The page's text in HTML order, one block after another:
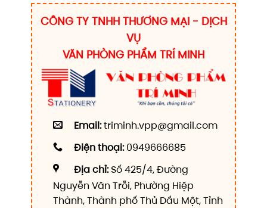
CÔNG TY TNHH THƯƠNG MẠI - DỊCH
VỤ
VĂN PHÒNG PHẨM TRÍ MINH
Email:triminh.vpp@gmail.com
Điện thoại:0949666685
Địa chỉ:Số 425/4, Đường
Nguyễn Văn Trỗi, Phường Hiệp
Thành, Thành phố Thủ Dầu Một, Tỉnh